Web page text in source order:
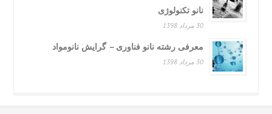
نانو تکنولوژی
معرفی رشته نانو فناوری – گرایش نانومواد
30 مرداد 1398